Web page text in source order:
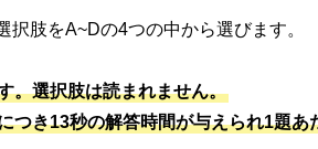
肢をA~Dの4つの中から選びます。
。選択肢は読まれません。
つき13秒の解答時間が与えられ1題あ